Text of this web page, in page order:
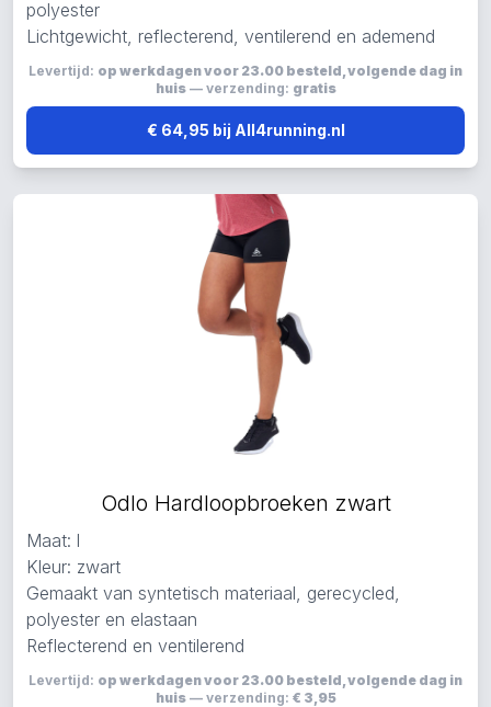
polyester
Lichtgewicht, reflecterend, ventilerend en ademend
Levertijd: op werkdagen voor 23.00 besteld, volgende dag in
huis— verzending: gratis
€ 64,95 bij All4running.nl
Odlo Hardloopbroeken zwart
Maat: l
Kleur: zwart
Gemaakt van syntetisch materiaal, gerecycled,
polyester en elastaan
Reflecterend en ventilerend
Levertijd: op werkdagen voor 23.00 besteld, volgende dag in
huis— verzending: € 3,95